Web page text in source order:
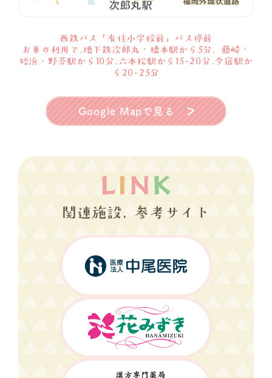
西鉄バス「有住小学校前」バス停前
お車の利用で,地下鉄次郎丸・橋本駅から5分, 藤崎・
姪浜・野芥駅から10分,六本松駅から15-20分,今宿駅か
ら20-25分
Google Mapで見る
関連施設, 参考サイト